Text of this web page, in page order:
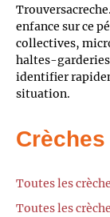
enfance sur ce
collectives,
haltes-garderies
identifier
situation.
Toutes les
Toutes les